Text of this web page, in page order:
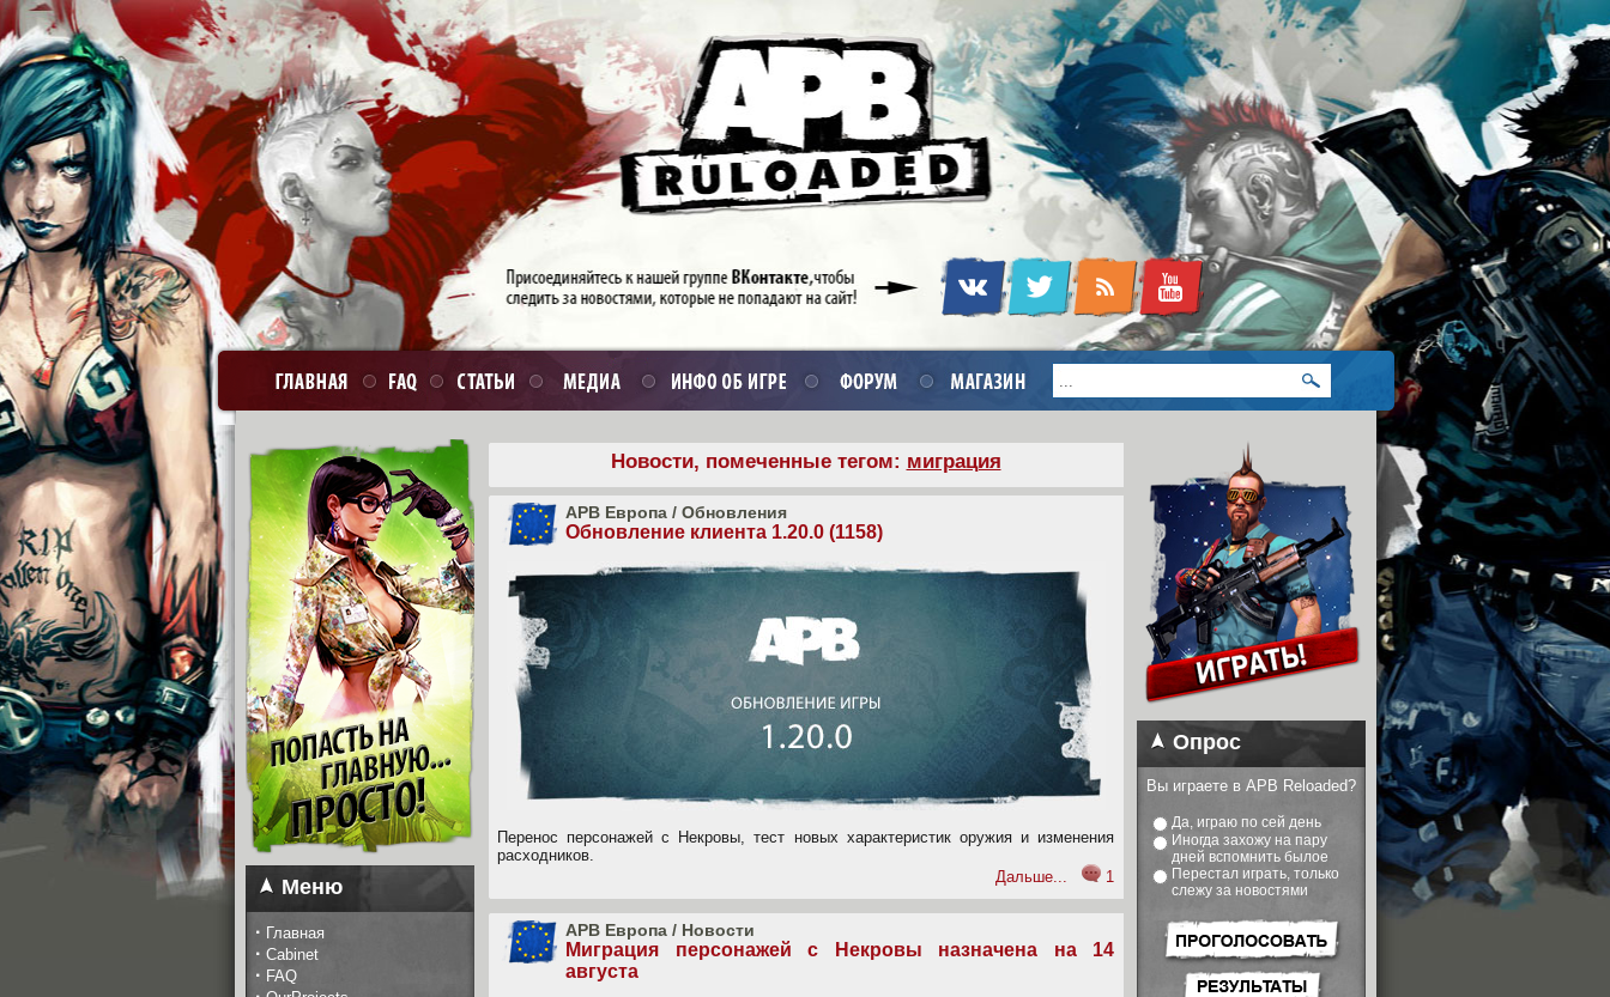
Меню
· Главная
· Cabinet
· FAQ
Новости, помеченные тегом: миграция
APB Европа / Обновления
Обновление клиента 1.20.0 (1158)
Перенос персонажей с Некровы, тест новых характеристик оружия и изменения
расходников.
Дальше...
1
APB Европа / Новости
Миграция персонажей с Некровы назначена на 14
августа
Опрос
Вы играете в APB Reloaded?
Да, играю по сей день
Иногда захожу на пару
дней вспомнить былое
Перестал играть, только
слежу за новостями